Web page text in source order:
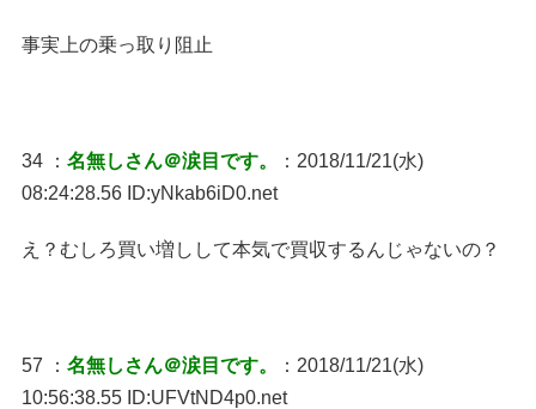
事実上の乗っ取り阻止
34 ： 名無しさん＠涙目です。
：2018/11/21(水)
08:24:28.56 ID:yNkab6iD0.net
え？むしろ買い増しして本気で買収するんじゃないの？
57 ： 名無しさん＠涙目です。
：2018/11/21(水)
10:56:38.55 ID:UFVtND4p0.net